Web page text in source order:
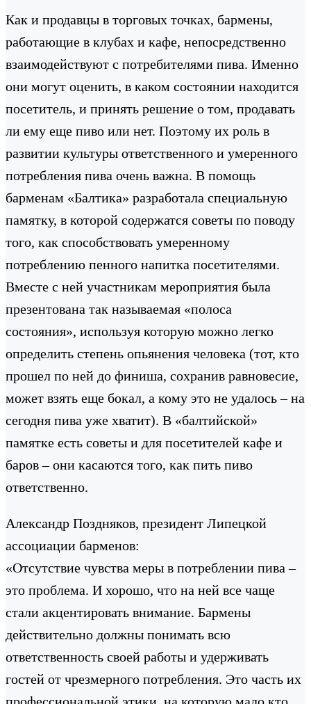
Как и продавцы в торговых точках, бармены,
работающие в клубах и кафе, непосредственно
взаимодействуют с потребителями пива. Именно
они могут оценить, в каком состоянии находится
посетитель, и принять решение о том, продавать
ли ему еще пиво или нет. Поэтому их роль в
развитии культуры ответственного и умеренного
потребления пива очень важна. В помощь
барменам «Балтика» разработала специальную
памятку, в которой содержатся советы по поводу
того, как способствовать умеренному
потреблению пенного напитка посетителями.
Вместе с ней участникам мероприятия была
презентована так называемая «полоса
состояния», используя которую можно легко
определить степень опьянения человека (тот, кто
прошел по ней до финиша, сохранив равновесие,
может взять еще бокал, а кому это не удалось – на
сегодня пива уже хватит). В «балтийской»
памятке есть советы и для посетителей кафе и
баров – они касаются того, как пить пиво
ответственно.
Александр Поздняков, президент Липецкой
ассоциации барменов:
«Отсутствие чувства меры в потреблении пива –
это проблема. И хорошо, что на ней все чаще
стали акцентировать внимание. Бармены
действительно должны понимать всю
ответственность своей работы и удерживать
гостей от чрезмерного потребления. Это часть их